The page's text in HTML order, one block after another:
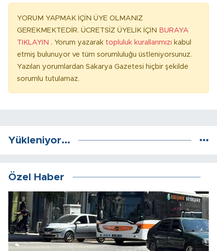
YORUM YAPMAK İÇİN ÜYE OLMANIZ
GEREKMEKTEDİR. ÜCRETSİZ ÜYELİK İÇİN BURAYA
TIKLAYIN . Yorum yazarak topluluk kurallarımızı kabul
etmiş bulunuyor ve tüm sorumluluğu üstleniyorsunuz.
Yazılan yorumlardan Sakarya Gazetesi hiçbir şekilde
sorumlu tutulamaz.
Yükleniyor...
Özel Haber